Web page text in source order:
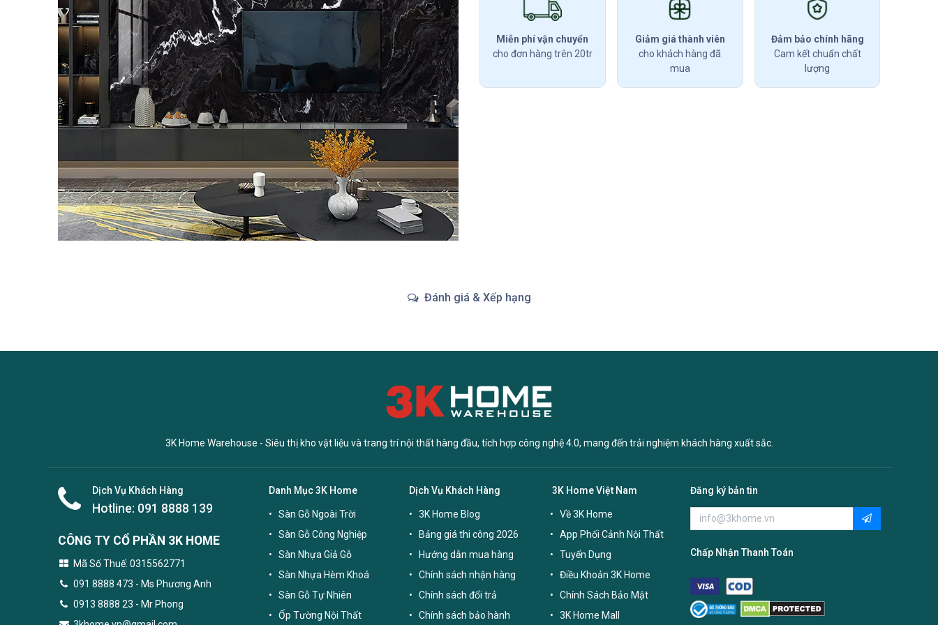
Miễn phí vận chuyển
cho đơn hàng trên 20tr
Giảm giá thành viên
cho khách hàng đã
mua
Đảm bảo chính hãng
Cam kết chuẩn chất
lượng
Đánh giá & Xếp hạng
3K Home Warehouse - Siêu thị kho vật liệu và trang trí nội thất hàng đầu, tích hợp công nghệ 4.0, mang đến trải nghiệm khách hàng xuất sắc.
Dịch Vụ Khách Hàng
Hotline: 091 8888 139
CÔNG TY CỔ PHẦN 3K HOME
Mã Số Thuế: 0315562771
091 8888 473 - Ms Phương Anh
0913 8888 23 - Mr Phong
Danh Mục 3K Home
Sàn Gỗ Ngoài Trời
Sàn Gỗ Công Nghiệp
Sàn Nhựa Giả Gỗ
Sàn Nhựa Hèm Khoá
Sàn Gỗ Tự Nhiên
Ốp Tường Nội Thất
Dịch Vụ Khách Hàng
3K Home Blog
Bảng giá thi công 2026
Hướng dẫn mua hàng
Chính sách nhận hàng
Chính sách đổi trả
Chính sách bảo hành
3K Home Việt Nam
Về 3K Home
App Phối Cảnh Nội Thất
Tuyển Dụng
Điều Khoản 3K Home
Chính Sách Bảo Mật
3K Home Mall
Đăng ký bản tin
Chấp Nhận Thanh Toán